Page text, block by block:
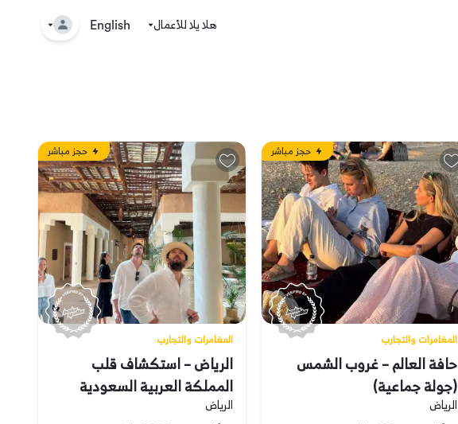
🤘
هلا يلا للأعمال English
حجز مباشر
المغامرات والتجارب
حافة العالم – غروب الشمس
(جولة جماعية)
الرياض
حجز مباشر
المغامرات والتجارب
الرياض – استكشاف قلب
المملكة العربية السعودية
الرياض